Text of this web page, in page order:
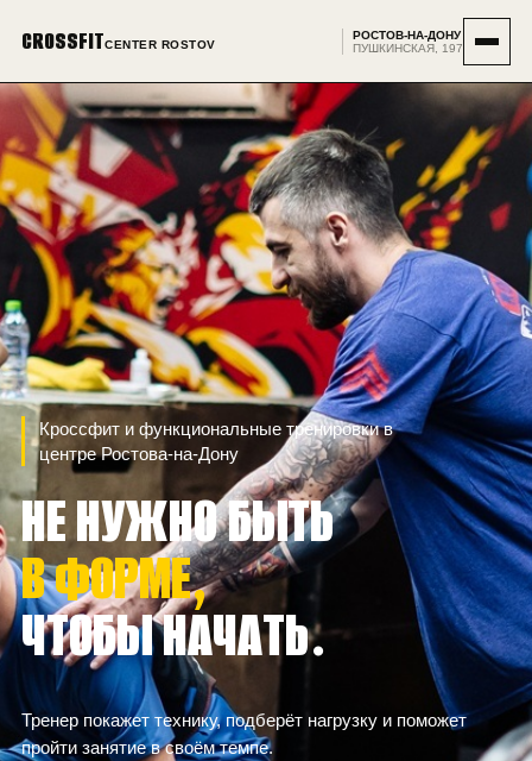
CROSSFITCENTER ROSTOV
РОСТОВ-НА-ДОНУ
ПУШКИНСКАЯ, 197
Кроссфит и функциональные тренировки в
центреРостова-на-Дону
НЕ НУЖНО БЫТЬ
В ФОРМЕ,
ЧТОБЫ НАЧАТЬ.
Тренер покажет технику, подберёт нагрузку и поможет
пройти занятие в своём темпе.